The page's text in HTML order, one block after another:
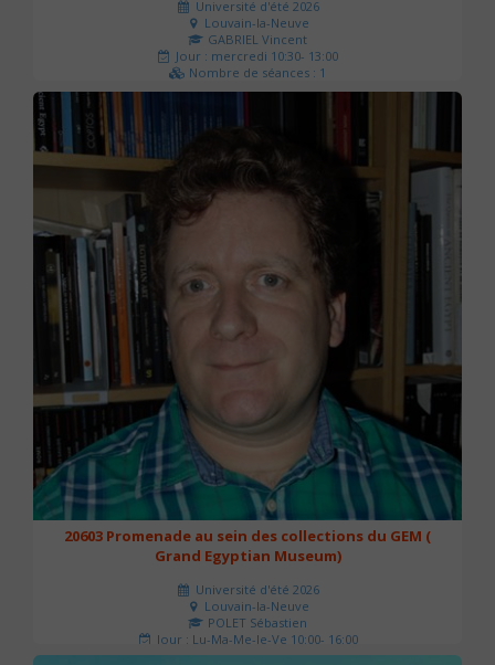
Université d'été 2026
Louvain-la-Neuve
GABRIEL Vincent
Jour : mercredi 10:30- 13:00
Nombre de séances : 1
21 €
20603 Promenade au sein des collections du GEM (
Grand Egyptian Museum)
Université d'été 2026
Louvain-la-Neuve
POLET Sébastien
Jour : Lu-Ma-Me-Je-Ve 10:00- 16:00
Nombre de séances : 2